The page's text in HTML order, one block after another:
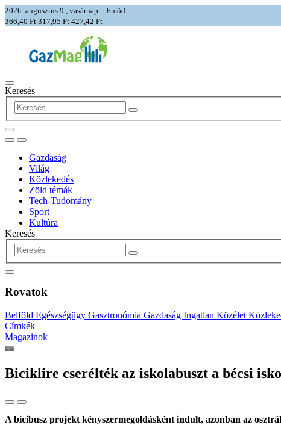
2026. augusztus 9., vasárnap – Emőd
366,40 Ft 317,95 Ft 427,42 Ft
Keresés
Gazdaság
Világ
Közlekedés
Zöld témák
Tech-Tudomány
Sport
Kultúra
Keresés
Rovatok
Belföld Egészségügy Gasztronómia Gazdaság Ingatlan Közélet
Címkék
Magazinok
Biciklire cserélték az iskolabuszt a bécsi
A bicibusz projekt kényszermegoldásként indult, azonban az